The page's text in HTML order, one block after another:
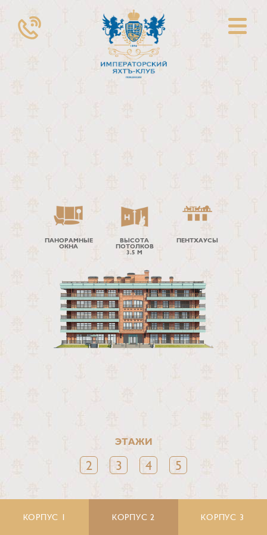
ПРЕЗЕНТАЦИЯ
ЭТАЖИ
5
4
3
2
ПАНОРАМНЫЕ
ОКНА
ВЫСОТА
ПОТОЛКОВ
3.5 М
ПЕНТХАУСЫ
КОРПУС 1 КОРПУС 2 КОРПУС 3